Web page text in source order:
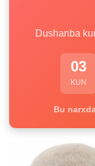
Dushanba
03
KUN
Bu